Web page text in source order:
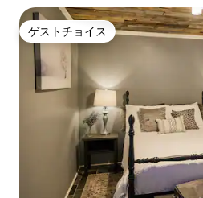
ゲストチョイス
ゲストチョイス